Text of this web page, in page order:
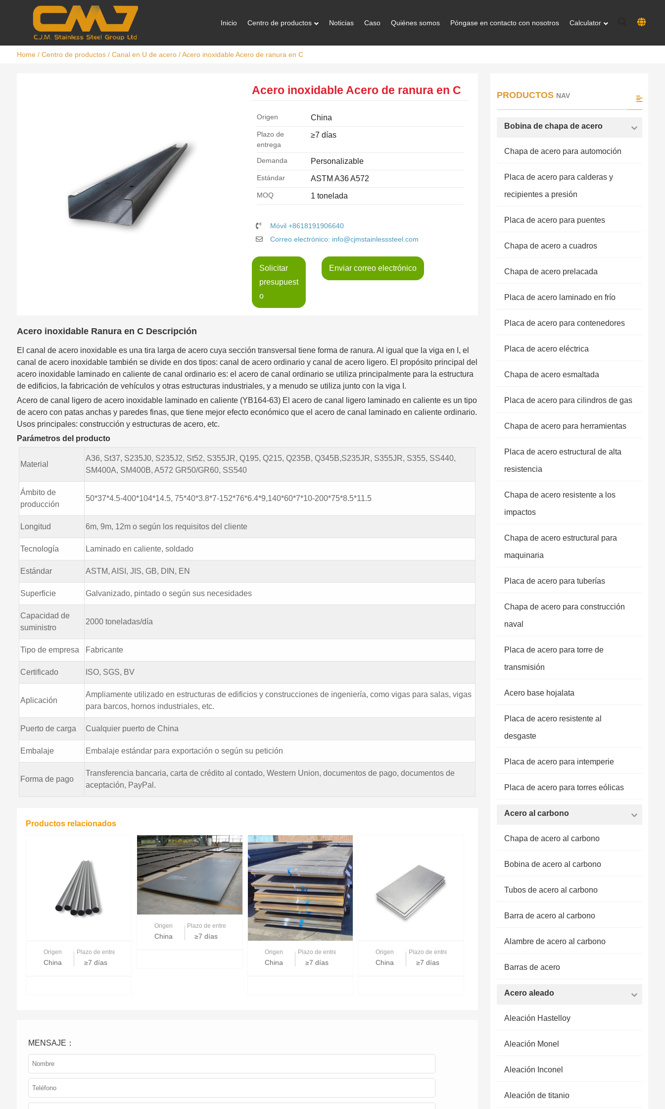
Inicio Centro de productos Noticias Caso Quiénes somos Póngase en contacto con nosotros Calculator
Home/ Centro de productos/ Canal en U de acero/ Acero inoxidable Acero de ranura en C
Acero inoxidable Acero de ranura en C
Origen China
Plazo de
entrega
≥7 días
Demanda Personalizable
Estándar ASTM A36 A572
MOQ 1 tonelada
Móvil +8618191906640
Correo electrónico: info@cjmstainlesssteel.com
Solicitar
presupuest
o
Enviar correo electrónico
Acero inoxidable Ranura en C Descripción
El canal de acero inoxidable es una tira larga de acero cuya sección transversal tiene forma de ranura. Al igual que la viga en I, el
canal de acero inoxidable también se divide en dos tipos: canal de acero ordinario y canal de acero ligero. El propósito principal del
acero inoxidable laminado en caliente de canal ordinario es: el acero de canal ordinario se utiliza principalmente para la estructura
de edificios, la fabricación de vehículos y otras estructuras industriales, y a menudo se utiliza junto con la viga I.
Acero de canal ligero de acero inoxidable laminado en caliente (YB164-63) El acero de canal ligero laminado en caliente es un tipo
de acero con patas anchas y paredes finas, que tiene mejor efecto económico que el acero de canal laminado en caliente ordinario.
Usos principales: construcción y estructuras de acero, etc.
Parámetros del producto
Material
A36, St37, S235J0, S235J2, St52, S355JR, Q195, Q215, Q235B, Q345B,S235JR, S355JR, S355, SS440,
SM400A, SM400B, A572 GR50/GR60, SS540
Ámbito de
producción
50*37*4.5-400*104*14.5, 75*40*3.8*7-152*76*6.4*9,140*60*7*10-200*75*8.5*11.5
Longitud 6m, 9m, 12m o según los requisitos del cliente
Tecnología Laminado en caliente, soldado
Estándar ASTM, AISI, JIS, GB, DIN, EN
Superficie Galvanizado, pintado o según sus necesidades
Capacidad de
suministro
2000 toneladas/día
Tipo de empresa Fabricante
Certificado ISO, SGS, BV
Aplicación
Ampliamente utilizado en estructuras de edificios y construcciones de ingeniería, como vigas para salas, vigas
para barcos, hornos industriales, etc.
Puerto de carga Cualquier puerto de China
Embalaje Embalaje estándar para exportación o según su petición
Forma de pago
Transferencia bancaria, carta de crédito al contado, Western Union, documentos de pago, documentos de
aceptación, PayPal.
Productos relacionados
Origen
China
Plazo de entrega
≥7 días
Origen
China
Plazo de entrega
≥7 días
Origen
China
Plazo de entrega
≥7 días
Origen
China
Plazo de entrega
≥7 días
MENSAJE：
PRODUCTOS NAV
Bobina de chapa de acero
Chapa de acero para automoción
Placa de acero para calderas y
recipientes a presión
Placa de acero para puentes
Chapa de acero a cuadros
Chapa de acero prelacada
Placa de acero laminado en frío
Placa de acero para contenedores
Placa de acero eléctrica
Chapa de acero esmaltada
Placa de acero para cilindros de gas
Chapa de acero para herramientas
Placa de acero estructural de alta
resistencia
Chapa de acero resistente a los
impactos
Chapa de acero estructural para
maquinaria
Placa de acero para tuberías
Chapa de acero para construcción
naval
Placa de acero para torre de
transmisión
Acero base hojalata
Placa de acero resistente al
desgaste
Placa de acero para intemperie
Placa de acero para torres eólicas
Acero al carbono
Chapa de acero al carbono
Bobina de acero al carbono
Tubos de acero al carbono
Barra de acero al carbono
Alambre de acero al carbono
Barras de acero
Acero aleado
Aleación Hastelloy
Aleación Monel
Aleación Inconel
Aleación de titanio